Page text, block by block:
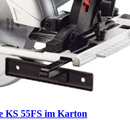
KS 55FS im Karton